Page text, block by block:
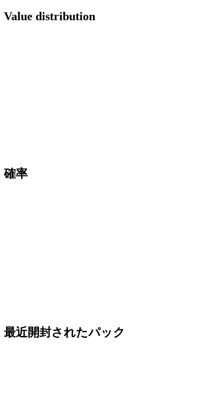
Value distribution
確率
最近開封されたパック